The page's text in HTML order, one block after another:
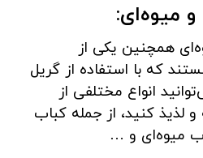
میوه‌ای:
همچنین یکی از
که با استفاده از گریل
انواع مختلفی از
لذیذ کنید، از جمله کباب
میوه‌ای و …